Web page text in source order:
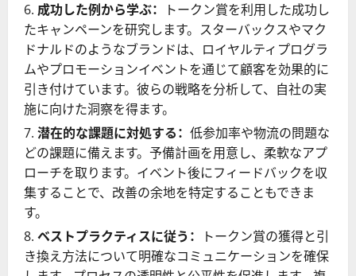
成功した例から学ぶ：
トークン賞を利用した成功し
たキャンペーンを研究します。スターバックスやマク
ドナルドのようなブランドは、ロイヤルティプログラ
ムやプロモーションイベントを通じて顧客を効果的に
引き付けています。彼らの戦略を分析して、自社の実
施に向けた洞察を得ます。
潜在的な課題に対処する： 低参加率や物流の問題な
どの課題に備えます。予備計画を用意し、柔軟なアプ
ローチを取ります。イベント後にフィードバックを収
集することで、改善の余地を特定することもできま
す。
ベストプラクティスに従う：
トークン賞の獲得と引
き換え方法について明確なコミュニケーションを確保